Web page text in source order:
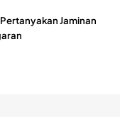
Jaminan